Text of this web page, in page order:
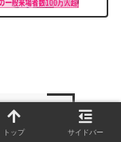
トップ サイドバー